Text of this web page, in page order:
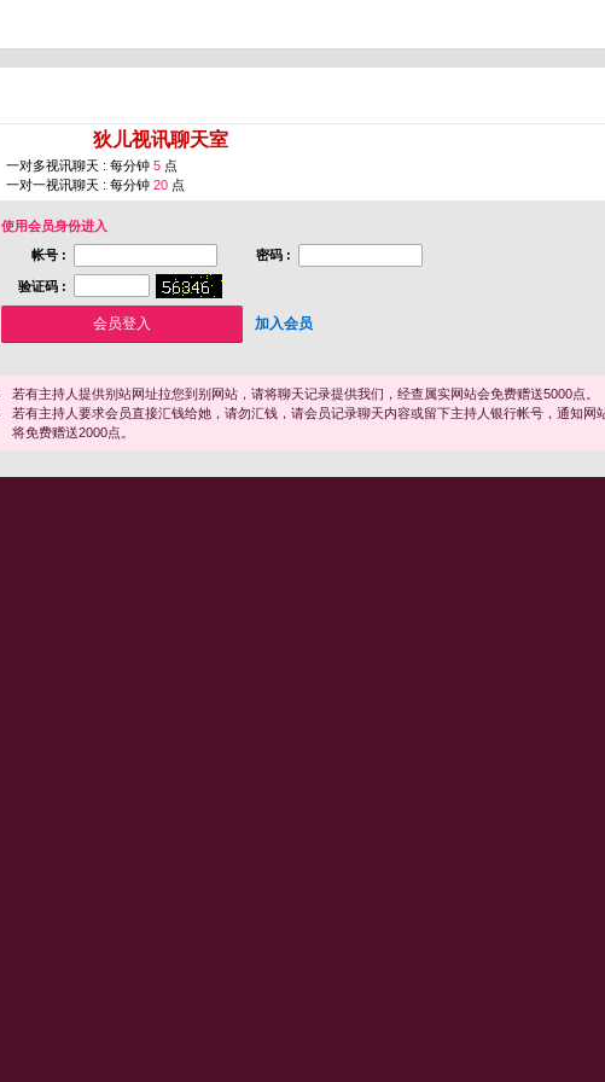
狄儿视讯聊天室
一对多视讯聊天 : 每分钟 5 点
一对一视讯聊天 : 每分钟 20 点
使用会员身份进入
帐号 :
密码 :
验证码 :
加入会员
若有主持人提供别站网址拉您到别网站，请将聊天记录提供我们，经查属实网站会免费赠送5000点。
若有主持人要求会员直接汇钱给她，请勿汇钱，请会员记录聊天内容或留下主持人银行帐号，通知网
将免费赠送2000点。